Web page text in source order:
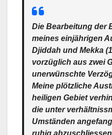
Die Bearbeitung der
meines einjährigen
Djiddah und Mekka
vorzüglich aus zwei
unerwünschte
Meine plötzliche
heiligen Gebiet
die unter
Umständen
ruhig